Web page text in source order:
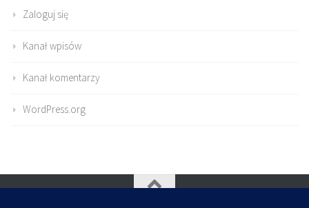
Zaloguj się
Kanał wpisów
Kanał komentarzy
WordPress.org